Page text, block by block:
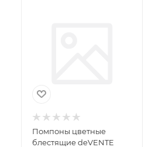
Помпоны цветные
блестящие deVENTE